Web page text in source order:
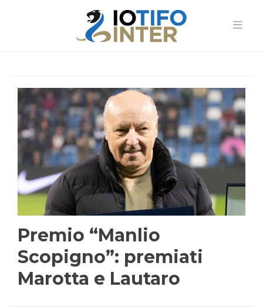
Premio “Manlio
Scopigno”: premiati
Marotta e Lautaro